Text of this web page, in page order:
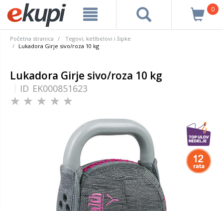
0
Početna stranica
Tegovi, ketlbelovi i šipke
Lukadora Girje sivo/roza 10 kg
Lukadora Girje sivo/roza 10 kg
ID EK000851623